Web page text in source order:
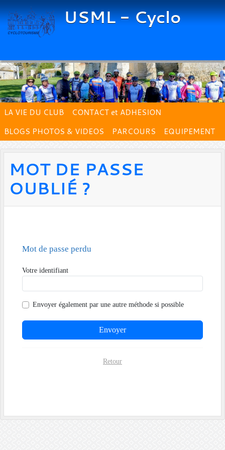
USML - Cyclo
LA VIE DU CLUB
CONTACT et ADHESION
BLOGS PHOTOS & VIDEOS
PARCOURS EQUIPEMENT
MOT DE PASSE
OUBLIÉ ?
Mot de passe perdu
Votre identifiant
Envoyer également par une autre méthode si possible
Envoyer
Retour
Panneau de gestion des cookies